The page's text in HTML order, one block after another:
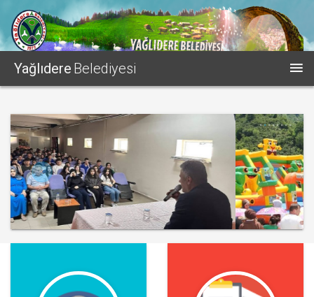
Yağlıdere Belediyesi
İLÇEMİZDE BAHAR ŞENLİĞİ
DÜZENLENDİ